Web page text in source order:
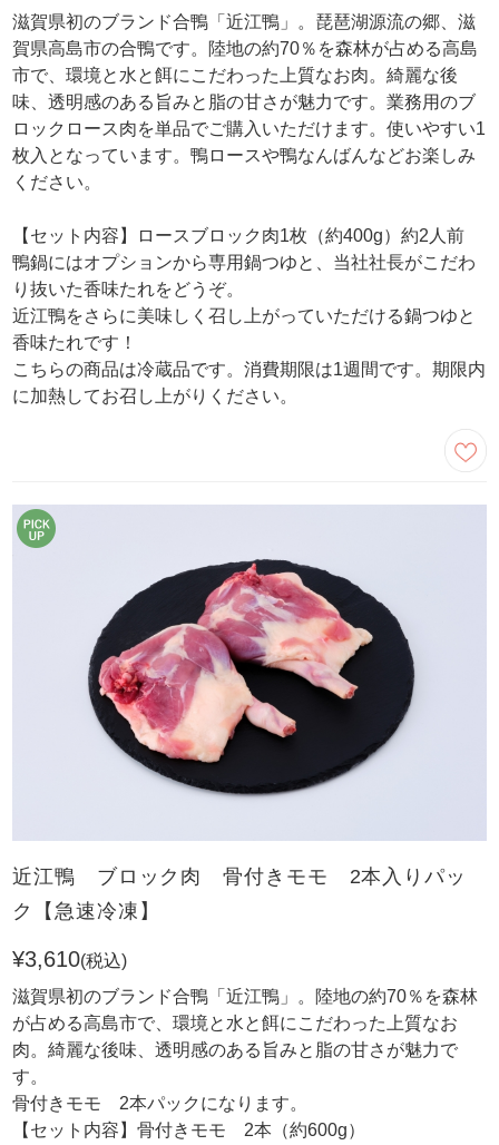
滋賀県初のブランド合鴨「近江鴨」。琵琶湖源流の郷、滋
賀県高島市の合鴨です。陸地の約70％を森林が占める高島
市で、環境と水と餌にこだわった上質なお肉。綺麗な後
味、透明感のある旨みと脂の甘さが魅力です。業務用のブ
ロックロース肉を単品でご購入いただけます。使いやすい1
枚入となっています。鴨ロースや鴨なんばんなどお楽しみ
ください。
【セット内容】ロースブロック肉1枚（約400g）約2人前
鴨鍋にはオプションから専用鍋つゆと、当社社長がこだわ
り抜いた香味たれをどうぞ。
近江鴨をさらに美味しく召し上がっていただける鍋つゆと
香味たれです！
こちらの商品は冷蔵品です。消費期限は1週間です。期限内
に加熱してお召し上がりください。
近江鴨 ブロック肉 骨付きモモ 2本入りパッ
ク【急速冷凍】
¥3,610(税込)
滋賀県初のブランド合鴨「近江鴨」。陸地の約70％を森林
が占める高島市で、環境と水と餌にこだわった上質なお
肉。綺麗な後味、透明感のある旨みと脂の甘さが魅力で
す。
骨付きモモ 2本パックになります。
【セット内容】骨付きモモ 2本（約600g）